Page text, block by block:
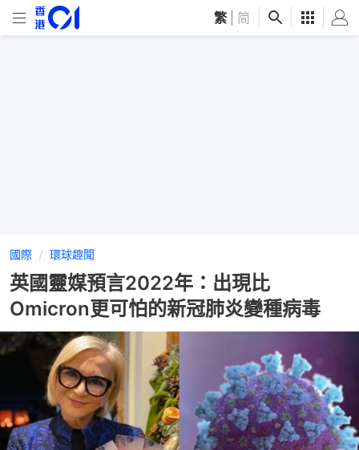
繁 简
國際 環球趣聞
英國靈媒預言2022年：出現比
Omicron更可怕的新冠肺炎變種病毒